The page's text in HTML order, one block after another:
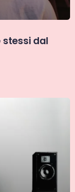
stessi dal